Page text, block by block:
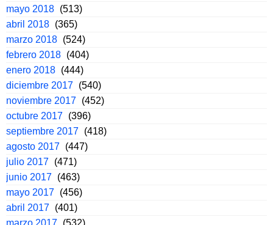
mayo 2018 (513)
abril 2018 (365)
marzo 2018 (524)
febrero 2018 (404)
enero 2018 (444)
diciembre 2017 (540)
noviembre 2017 (452)
octubre 2017 (396)
septiembre 2017 (418)
agosto 2017 (447)
julio 2017 (471)
junio 2017 (463)
mayo 2017 (456)
abril 2017 (401)
marzo 2017 (532)